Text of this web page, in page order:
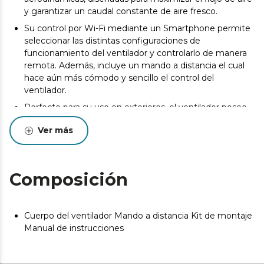
y garantizar un caudal constante de aire fresco.
Su control por Wi-Fi mediante un Smartphone permite
seleccionar las distintas configuraciones de
funcionamiento del ventilador y controlarlo de manera
remota. Además, incluye un mando a distancia el cual
hace aún más cómodo y sencillo el control del
ventilador.
Perfecto para su uso en exteriores, el ventilador posee
una certificación IP44 que muestra su gran protección
por lo que se puede hacer uso del ventilador tanto en el
interior como en el exterior.
funcionamiento, tras el cual el ventilador se apagará.
Podrás elegir entre 6 velocidades de funcionamiento,
necesidades.
El ventilador dispone de un sistema de inversión de giro
Ver más
Composición
Cuerpo del ventilador Mando a distancia Kit de montaje
Manual de instrucciones